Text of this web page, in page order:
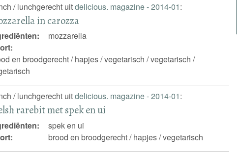
/ lunchgerecht uitdelicious. magazine - 2014-01:
in carozza
mozzarella
en broodgerecht / hapjes / vegetarisch / vegetarisch /
/ lunchgerecht uitdelicious. magazine - 2014-01:
rarebit met spek en ui
spek en ui
brood en broodgerecht / hapjes / vegetarisch